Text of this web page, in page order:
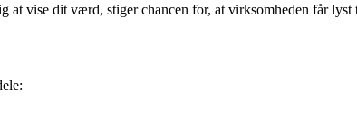
vise dit værd, stiger chancen for, at virksomheden får lyst